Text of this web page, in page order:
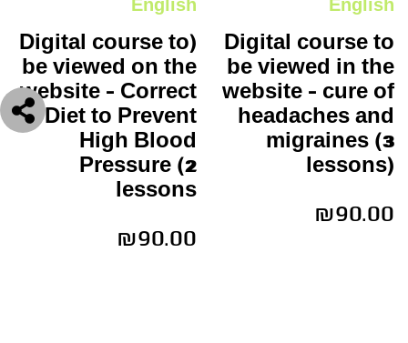
English
Digital course to
be viewed in the
website – cure of
headaches and
migraines (3
lessons)
₪90.00
English
(Digital course to
be viewed on the
website – Correct
Diet to Prevent
High Blood
Pressure (2
lessons
₪90.00